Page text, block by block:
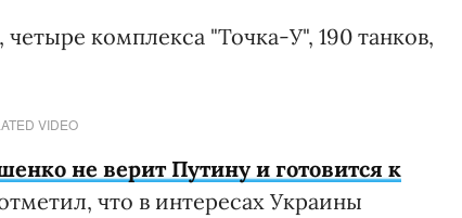
комплекса "Точка-У", 190 танков,
VIDEO
не верит Путину и готовится к
что в интересах Украины